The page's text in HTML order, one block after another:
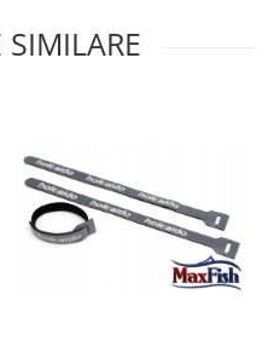
SIMILARE